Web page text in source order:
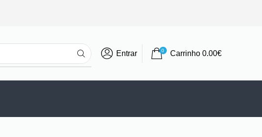
Entrar 0 Carrinho0.00€